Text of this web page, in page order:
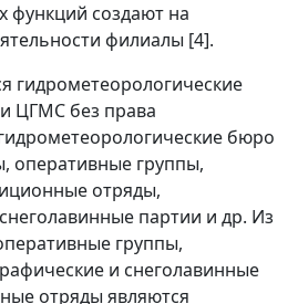
функций создают на
филиалы [4].
гидрометеорологические
ЦГМС без права
бюро
оперативные группы,
отряды,
партии и др. Из
группы,
и снеголавинные
отряды являются